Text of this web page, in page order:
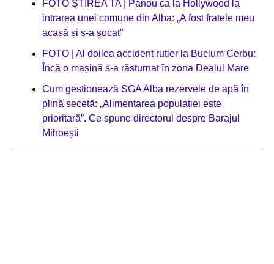
FOTO ȘTIREA TA | Panou ca la Hollywood la
intrarea unei comune din Alba: „A fost fratele meu
acasă și s-a șocat”
FOTO | Al doilea accident rutier la Bucium Cerbu:
Încă o mașină s-a răsturnat în zona Dealul Mare
Cum gestionează SGA Alba rezervele de apă în
plină secetă: „Alimentarea populației este
prioritară”. Ce spune directorul despre Barajul
Mihoești